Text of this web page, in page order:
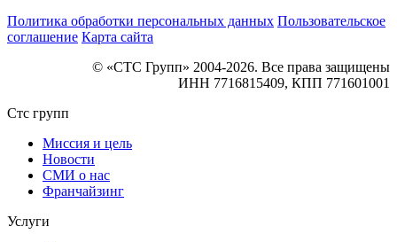
Политика обработки персональных данных Пользовательское
соглашение Карта сайта
© «СТС Групп» 2004-2026. Все права защищены
ИНН 7716815409, КПП 771601001
Стс групп
Миссия и цель
Новости
СМИ о нас
Франчайзинг
Услуги